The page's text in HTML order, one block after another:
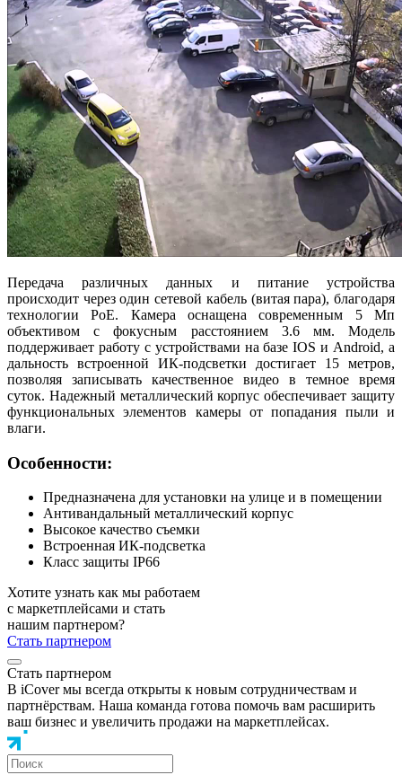
Передача различных данных и питание устройства
происходит через один сетевой кабель (витая пара), благодаря
технологии PoE. Камера оснащена современным 5 Мп
объективом с фокусным расстоянием 3.6 мм. Модель
поддерживает работу с устройствами на базе IOS и Android, а
дальность встроенной ИК-подсветки достигает 15 метров,
позволяя записывать качественное видео в темное время
суток. Надежный металлический корпус обеспечивает защиту
функциональных элементов камеры от попадания пыли и
влаги.
Особенности:
Предназначена для установки на улице и в помещении
Антивандальный металлический корпус
Высокое качество съемки
Встроенная ИК-подсветка
Класс защиты IP66
Хотите узнать как мы работаем
с маркетплейсами и стать
нашим партнером?
Стать партнером
Стать партнером
В iCover мы всегда открыты к новым сотрудничествам и
партнёрствам. Наша команда готова помочь вам расширить
ваш бизнес и увеличить продажи на маркетплейсах.